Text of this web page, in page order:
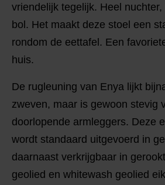
vriendelijk tegelijk. Heel
bol. Het maakt deze stoel een
rondom de eettafel. Een
huis.
De rugleuning van Enya lijkt
zweven, maar is gewoon stevig
doorlopende armleggers. Deze
wordt standaard uitgevoerd in
daarnaast verkrijgbaar in
geolied en whitewash geolied